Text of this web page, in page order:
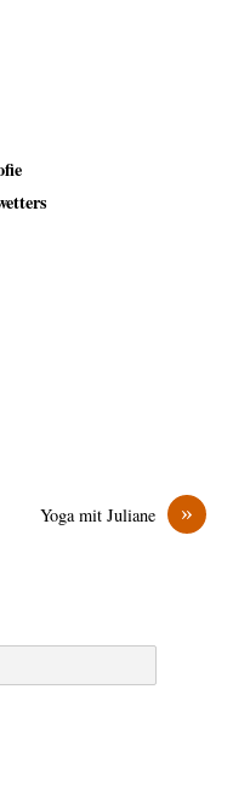
»
Yoga mit Juliane